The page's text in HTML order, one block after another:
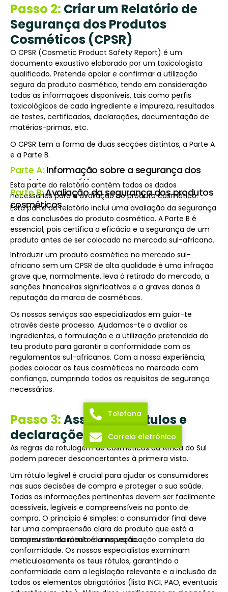
Passo 2: Criar um Relatório de
Segurança dos Produtos
Cosméticos (CPSR)
O CPSR (Cosmetic Product Safety Report) é um
documento exaustivo elaborado por um toxicologista
qualificado. Pretende apoiar e confirmar a utilização
segura do produto cosmético, tendo em consideração
todas as informações disponíveis, tais como perfis
toxicológicos de cada ingrediente e impureza, resultados
de testes, certificados, declarações, documentação de
matérias-primas, etc.
O CPSR tem a forma de duas secções distintas, a Parte A
e a Parte B.
Parte A: Informação sobre a segurança dos
produtos cosméticos
Esta parte do relatório contém todos os dados
necessários para a avaliação do produto cosmético.
Parte B:Avaliação da segurança dos produtos
cosméticos
Esta parte do relatório inclui uma avaliação da segurança
e das conclusões do produto cosmético. A Parte B é
essencial, pois certifica a eficácia e a segurança de um
produto antes de ser colocado no mercado sul-africano.
Introduzir um produto cosmético no mercado sul-
africano sem um CPSR de alta qualidade é uma infração
grave que, normalmente, leva à retirada do mercado, a
sanções financeiras significativas e a graves danos à
reputação da marca de cosméticos.
Os nossos serviços são especializados em guiar-te
através deste processo. Ajudamos-te a avaliar os
ingredientes, a formulação e a utilização pretendida do
teu produto para garantir a conformidade com os
regulamentos sul-africanos. Com a nossa experiência,
podes colocar os teus cosméticos no mercado com
confiança, cumprindo todos os requisitos de segurança
necessários.
Passo 3:Assegurar rótulos e
declarações exactos
As regras de rotulagem de cosméticos da África do Sul
podem parecer desconcertantes à primeira vista.
Um rótulo legível é crucial para ajudar os consumidores
nas suas decisões de compra e proteger a sua saúde.
Todas as informações pertinentes devem ser facilmente
acessíveis, legíveis e compreensíveis no ponto de
compra. O princípio é simples: o consumidor final deve
ter uma compreensão clara do produto que está a
comprar no momento da inspeção.
Uma revisão do rótulo é uma verificação completa da
conformidade. Os nossos especialistas examinam
meticulosamente os teus rótulos, garantindo a
conformidade com a legislação relevante e a inclusão de
todos os elementos obrigatórios (lista INCI, PAO, eventuais
Telefona
Correio eletrónico